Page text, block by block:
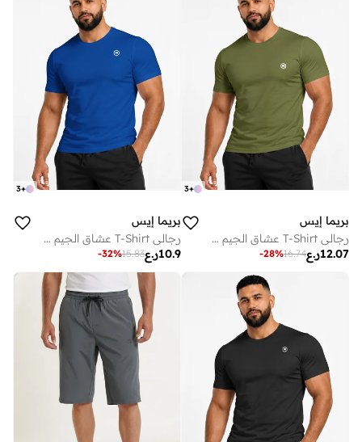
+
3
بريما إيس
رجالي T-Shirt عشاق الجيم لاكشري Olive Green
ر.ع12.07
16.74
-28%
+
3
بريما إيس
رجالي T-Shirt عشاق الجيم لاكشري Royal Blue
ر.ع10.9
15.83
-32%